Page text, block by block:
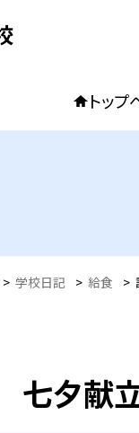
トップ
> 学校日記 > 給食 >
七夕献